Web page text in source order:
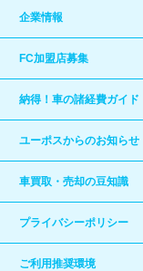
企業情報
FC加盟店募集
納得！車の諸経費ガイド
ユーポスからのお知らせ
車買取・売却の豆知識
プライバシーポリシー
ご利用推奨環境